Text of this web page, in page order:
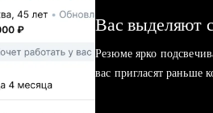
Вас выделяют
Резюме ярко
вас пригласят раньше